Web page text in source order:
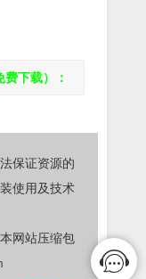
费下载）：
保证资源的
使用及技术
网站压缩包